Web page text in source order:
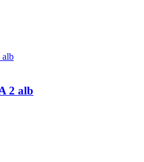
2 alb